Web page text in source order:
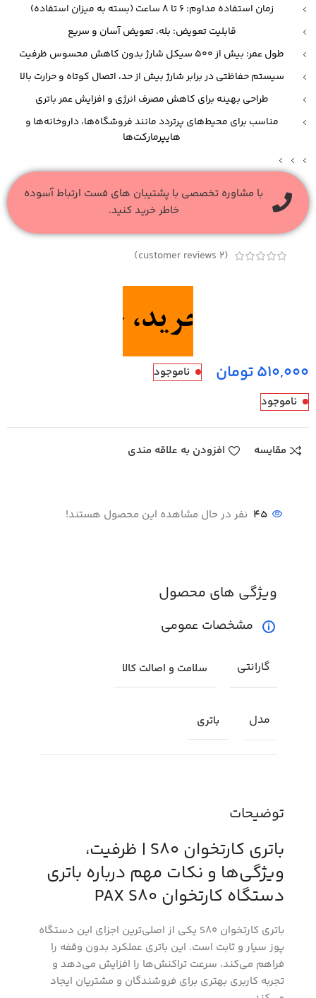
زمان استفاده مداوم: 6 تا 8 ساعت (بسته به میزان استفاده)
قابلیت تعویض: بله، تعویض آسان و سریع
طول عمر: بیش از 500 سیکل شارژ بدون کاهش محسوس ظرفیت
سیستم حفاظتی در برابر شارژ بیش از حد، اتصال کوتاه و حرارت بالا
طراحی بهینه برای کاهش مصرف انرژی و افزایش عمر باتری
مناسب برای محیط‌های پرتردد مانند فروشگاه‌ها، داروخانه‌ها و
هایپرمارکت‌ها
با مشاوره تخصصی با پشتیبان های فست ارتباط آسوده
خاطر خرید کنید.
(
2
تومان
ناموجود
ناموجود
مقایسه افزودن به علاقه مندی
45 نفر در حال مشاهده این محصول هستند!
توضیحات
باتری کارتخوان S80 | ظرفیت،
ویژگی‌ها و نکات مهم درباره باتری
دستگاه کارتخوان PAX S80
باتری کارتخوان S80 یکی از اصلی‌ترین اجزای این دستگاه
پوز سیار و ثابت است. این باتری عملکرد بدون وقفه را
فراهم می‌کند، سرعت تراکنش‌ها را افزایش می‌دهد و
تجربه کاربری بهتری برای فروشندگان و مشتریان ایجاد
ویژگی های محصول
مشخصات عمومی
گارانتی سلامت و اصالت کالا
مدل باتری